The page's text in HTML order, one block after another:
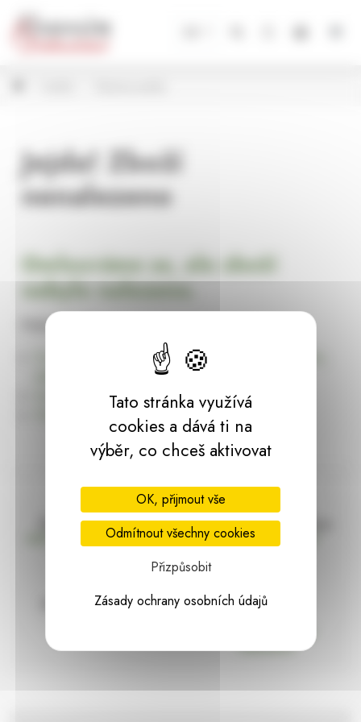
Jejda! Zboží
nenalezeno
Omlouváme se, ale zboží
nebylo nalezeno.
Pokračujte na
Úvodní stránku Dekorace, bytové a zahradní doplňky,
dárky | HARASIM.info
Doprava zdarma
nad 2000 Kč bez DPH
Vše máme skladem
Ihned k odeslání
97% hodnocení Zásilka pod
Panel pro správu cookies
Tato stránka využívá
cookies a dává ti na
výběr, co chceš aktivovat
OK, přijmout vše
Odmítnout všechny cookies
Přizpůsobit
Zásady ochrany osobních údajů